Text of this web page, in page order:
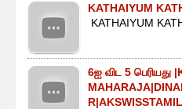
KATHAIYUM
KATHAIYUM
6ஐ விட 5 பெரியது